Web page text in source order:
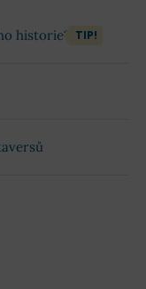
historie? TIP!